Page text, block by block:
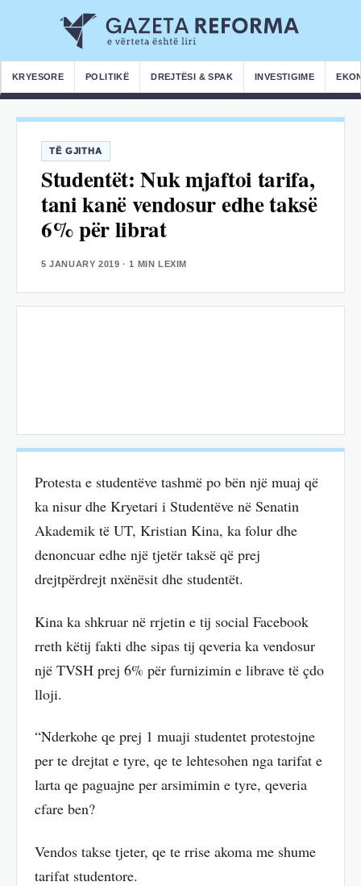
KRYESORE POLITIKË DREJTËSI & SPAK INVESTIGIME
TË GJITHA
Studentët: Nuk mjaftoi tarifa,
tani kanë vendosur edhe taksë
6% për librat
5 JANUARY 2019 · 1 MIN LEXIM
Protesta e studentëve tashmë po bën një muaj që
ka nisur dhe Kryetari i Studentëve në Senatin
Akademik të UT, Kristian Kina, ka folur dhe
denoncuar edhe një tjetër taksë që prej
drejtpërdrejt nxënësit dhe studentët.
Kina ka shkruar në rrjetin e tij social Facebook
rreth këtij fakti dhe sipas tij qeveria ka vendosur
një TVSH prej 6% për furnizimin e librave të çdo
lloji.
“Nderkohe qe prej 1 muaji studentet protestojne
per te drejtat e tyre, qe te lehtesohen nga tarifat e
larta qe paguajne per arsimimin e tyre, qeveria
cfare ben?
Vendos takse tjeter, qe te rrise akoma me shume
tarifat studentore.